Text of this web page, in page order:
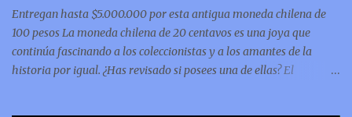
Entregan hasta $5.000.000 por esta antigua moneda chilena de
100 pesos La moneda chilena de 20 centavos es una joya que
continúa fascinando a los coleccionistas y a los amantes de la
historia por igual. ¿Has revisado si posees una de ellas? El